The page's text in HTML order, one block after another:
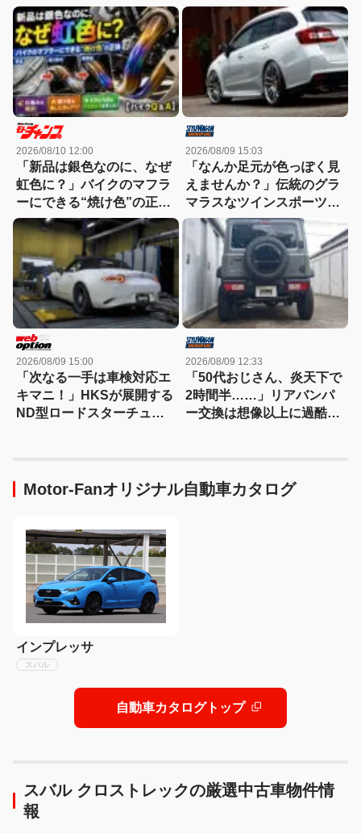
高性能オイルクーラーの実
力
車にこそ履かせたい科学が
証明しているデザイン！
2026/08/10 12:00
「新品は銀色なのに、なぜ
虹色に？」バイクのマフラ
ーにできる“焼け色”の正体
【バイクQ & A】
2026/08/09 15:03
「なんか足元が色っぽく見
えませんか？」伝統のグラ
マラスなツインスポーツが
作り出すプレミアムスポー
ツ！
2026/08/09 15:00
「次なる一手は車検対応エ
キマニ！」HKSが展開する
ND型ロードスターチュー
2026/08/09 12:33
「50代おじさん、炎天下で
2時間半……」リアバンパ
ー交換は想像以上に過酷だ
Motor-Fanオリジナル自動車カタログ
インプレッサ
スバル
自動車カタログトップ
スバル クロストレックの厳選中古車物件情
報